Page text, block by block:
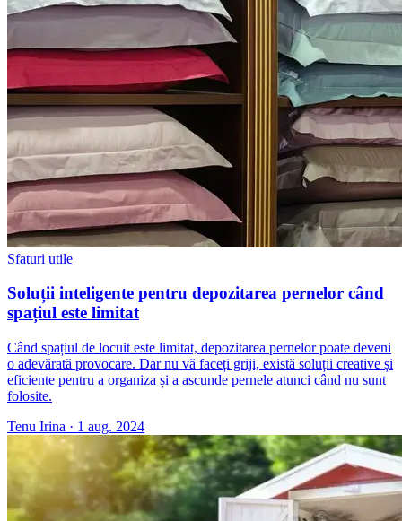
Sfaturi utile
Soluții inteligente pentru depozitarea pernelor când
spațiul este limitat
Când spațiul de locuit este limitat, depozitarea pernelor poate deveni
o adevărată provocare. Dar nu vă faceți griji, există soluții creative și
eficiente pentru a organiza și a ascunde pernele atunci când nu sunt
folosite.
Tenu Irina · 1 aug. 2024